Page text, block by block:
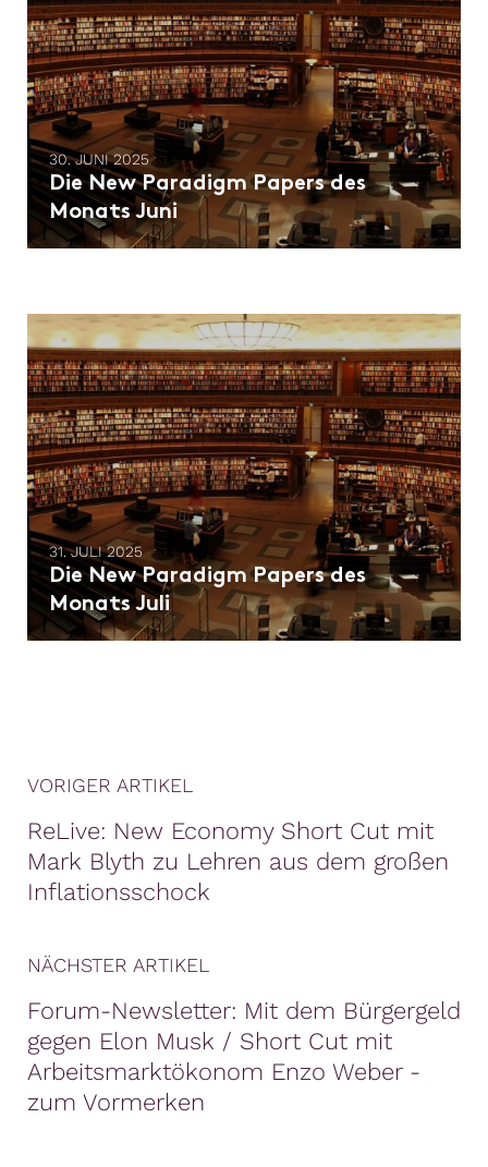
30. JUNI 2025
Die New Paradigm Papers des
Monats Juni
31. JULI 2025
Die New Paradigm Papers des
Monats Juli
VORIGER ARTIKEL
ReLive: New Economy Short Cut mit
Mark Blyth zu Lehren aus dem großen
Inflationsschock
NÄCHSTER ARTIKEL
Forum-Newsletter: Mit dem Bürgergeld
gegen Elon Musk / Short Cut mit
Arbeitsmarktökonom Enzo Weber -
zum Vormerken